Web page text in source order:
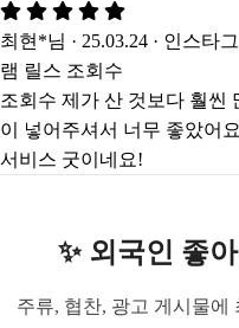
최현*님 · 25.03.24 · 인스타그
램 릴스 조회수
조회수 제가 산 것보다 훨씬
이 넣어주셔서 너무 좋았어
서비스 굿이네요!
✨ 외국인 좋
주류, 협찬, 광고 게시물에